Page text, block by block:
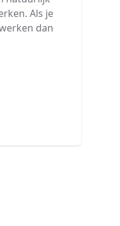
Als je
dan